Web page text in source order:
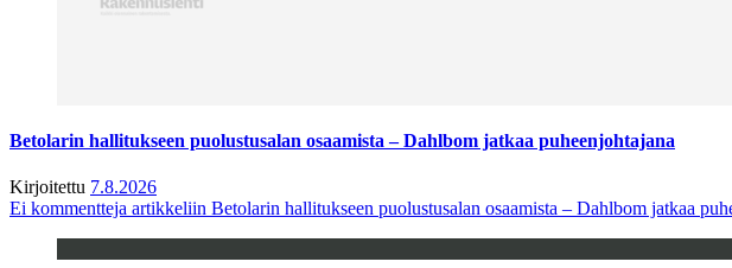
Betolarin hallitukseen puolustusalan osaamista – Dahlbom jatkaa puheenjohtajana
Kirjoitettu 7.8.2026
Ei kommentteja artikkeliin Betolarin hallitukseen puolustusalan osaamista – Dahlbom jatkaa